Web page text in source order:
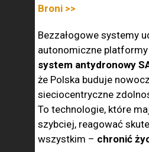
Broni >>
Bezzałogowe systemy
autonomiczne
system antydronowy
że Polska buduje
sieciocentryczne
To technologie, które
szybciej, reagować
wszystkim – chronić